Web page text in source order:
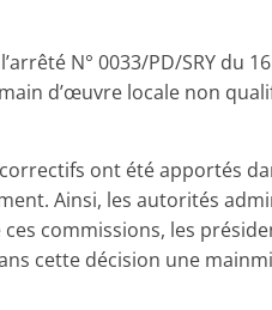
N° 0033/PD/SRY du
d’œuvre locale non
ont été apportés
Ainsi, les autorités
commissions, les
cette décision une